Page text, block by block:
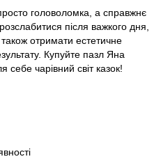
головоломка, а справжнє
після важкого дня,
отримати естетичне
Купуйте пазл Яна
себе чарівний світ казок!